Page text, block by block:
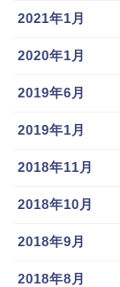
2021年1月
2020年1月
2019年6月
2019年1月
2018年11月
2018年10月
2018年9月
2018年8月